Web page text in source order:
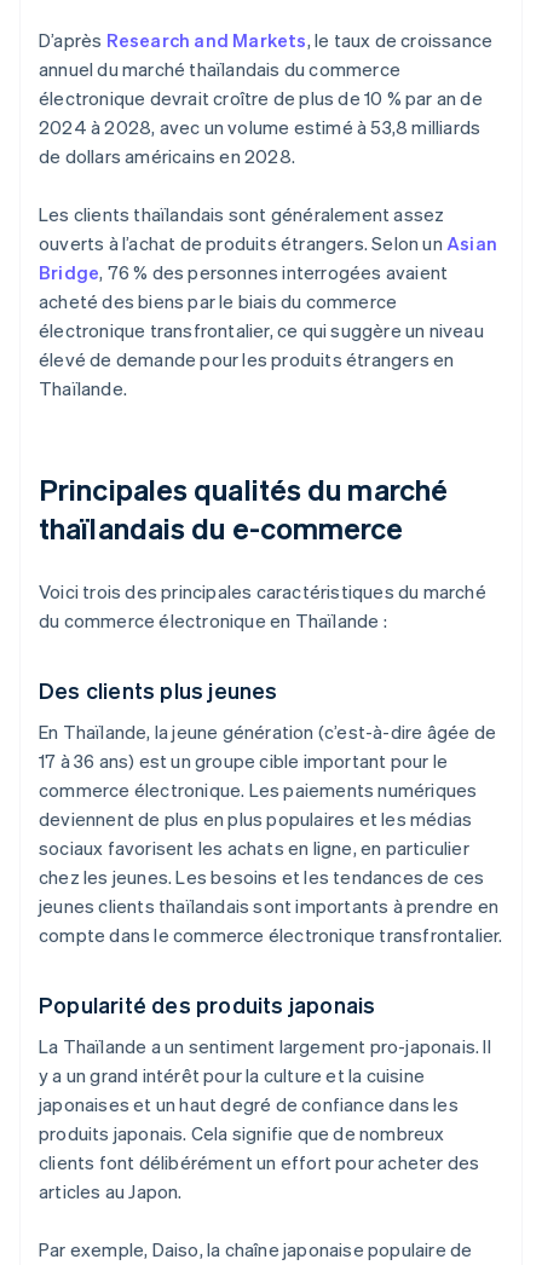
D’après Research and Markets, le taux de croissance
annuel du marché thaïlandais du commerce
électronique devrait croître de plus de 10 % par an de
2024 à 2028, avec un volume estimé à 53,8 milliards
de dollars américains en 2028.
Les clients thaïlandais sont généralement assez
ouverts à l’achat de produits étrangers. Selon unAsian
Bridge, 76 % des personnes interrogées avaient
acheté des biens par le biais du commerce
électronique transfrontalier, ce qui suggère un niveau
élevé de demande pour les produits étrangers en
Thaïlande.
Principales qualités du marché
thaïlandais du e-commerce
Voici trois des principales caractéristiques du marché
du commerce électronique en Thaïlande :
Des clients plus jeunes
En Thaïlande, la jeune génération (c’est-à-dire âgée de
17 à 36 ans) est un groupe cible important pour le
commerce électronique. Les paiements numériques
deviennent de plus en plus populaires et les médias
sociaux favorisent les achats en ligne, en particulier
chez les jeunes. Les besoins et les tendances de ces
jeunes clients thaïlandais sont importants à prendre en
compte dans le commerce électronique transfrontalier.
Popularité des produits japonais
La Thaïlande a un sentiment largement pro-japonais. Il
y a un grand intérêt pour la culture et la cuisine
japonaises et un haut degré de confiance dans les
produits japonais. Cela signifie que de nombreux
clients font délibérément un effort pour acheter des
articles au Japon.
Par exemple, Daiso, la chaîne japonaise populaire de